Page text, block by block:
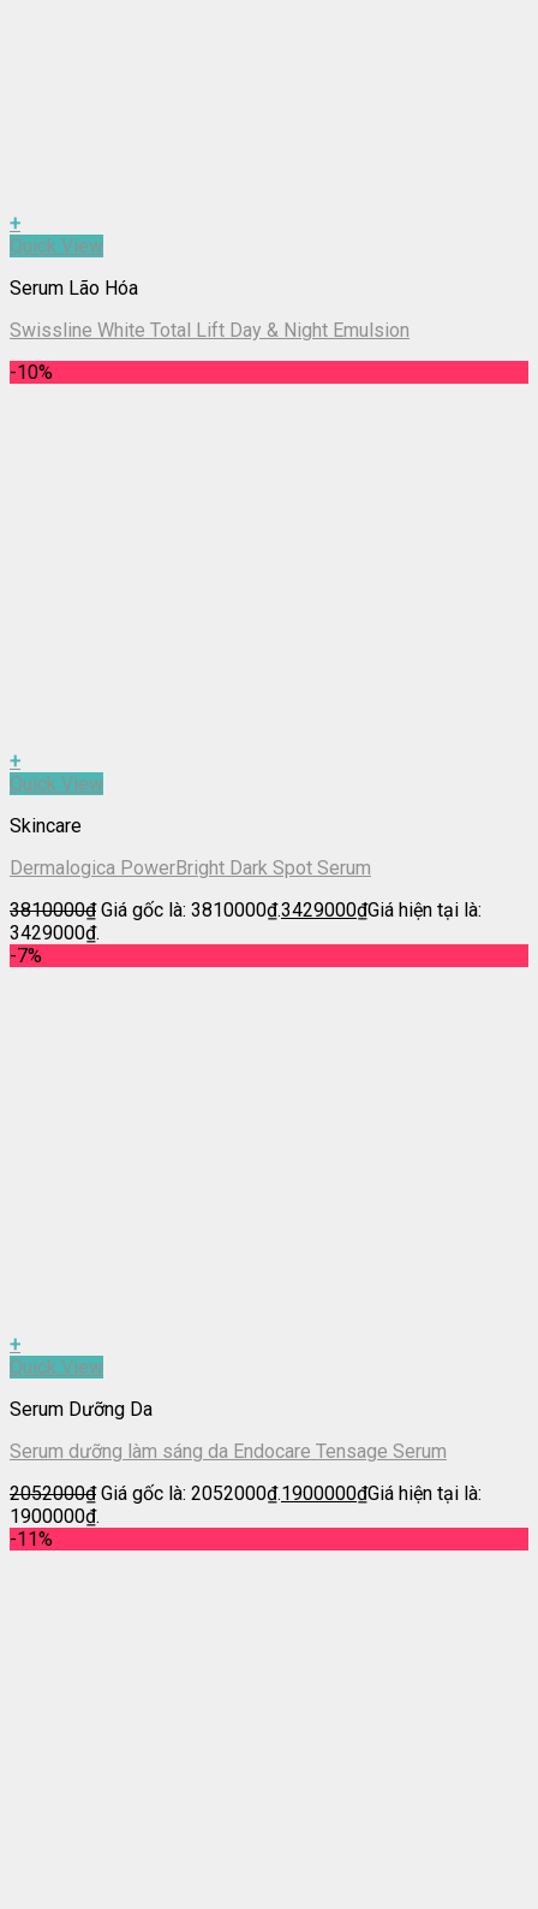
+
Quick View
Serum Lão Hóa
Swissline White Total Lift Day & Night Emulsion
-10%
+
Quick View
Skincare
Dermalogica PowerBright Dark Spot Serum
3810000₫ Giá gốc là: 3810000₫.3429000₫Giá hiện tại là:
3429000₫.
-7%
+
Quick View
Serum Dưỡng Da
Serum dưỡng làm sáng da Endocare Tensage Serum
2052000₫ Giá gốc là: 2052000₫.1900000₫Giá hiện tại là:
1900000₫.
-11%